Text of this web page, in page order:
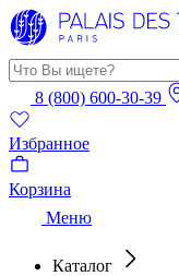
8 (800) 600-30-39
Избранное
Корзина
Меню
Каталог